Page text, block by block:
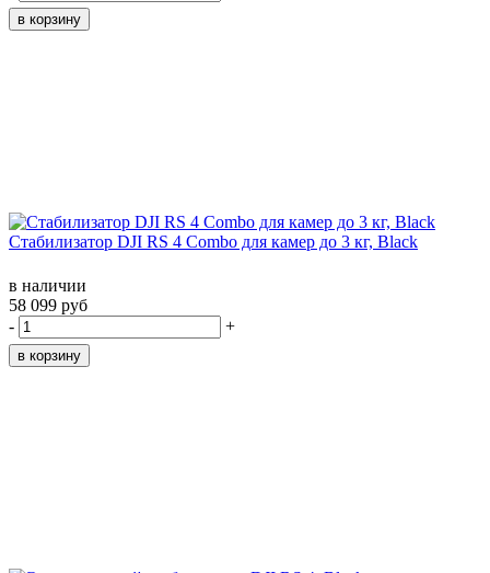
Стабилизатор DJI RS 4 Combo для камер до 3 кг, Black
в наличии
58 099 руб
-
+